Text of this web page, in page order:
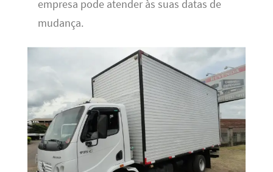
empresa pode atender às suas datas de
mudança.